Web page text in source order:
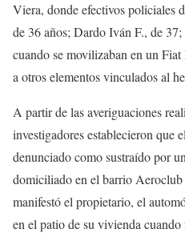
Viera, donde efectivos policiales
de 36 años; Dardo Iván F., de
cuando se movilizaban en un
a otros elementos vinculados al
A partir de las averiguaciones
investigadores establecieron que
denunciado como sustraído por
domiciliado en el barrio
manifestó el propietario, el
en el patio de su vivienda